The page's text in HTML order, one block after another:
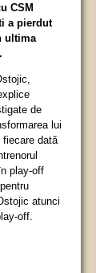
CSM
a pierdut
ultima
de
lui
dată
play-off
atunci
off.